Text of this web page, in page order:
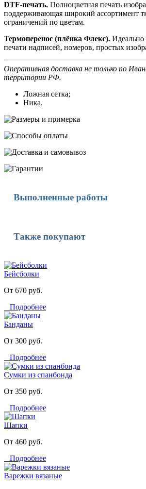
DTF-печать. Полноцветная печать
поддерживающая широкий ассортимент
ограничений по цветам.
Термоперенос (плёнка Флекс). Идеально
печати надписей, номеров, простых
Оперативная доставка не только по
территории РФ.
Ложная сетка;
Ника.
Выполненные работы
Также покупают
Бейсболки
От 670 руб.
Подробнее
Банданы
От 300 руб.
Подробнее
Сумки из спанбонда
От 350 руб.
Подробнее
Шапки
От 460 руб.
Подробнее
Варежки вязаные